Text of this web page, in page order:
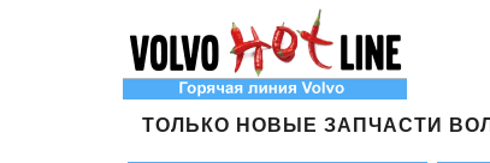
ТОЛЬКО НОВЫЕ ЗАПЧАСТИ